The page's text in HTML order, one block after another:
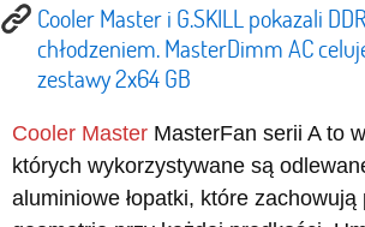
Cooler Master i G.SKILL pokazali
chłodzeniem. MasterDimm AC
zestawy 2x64 GB
Cooler Master MasterFan serii A to
których wykorzystywane są
aluminiowe łopatki, które zachowują